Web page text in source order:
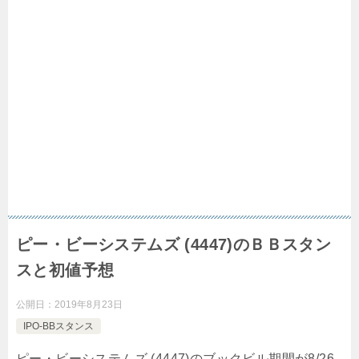
ピー・ビーシステムズ (4447)のＢＢスタン
スと初値予想
公開日： 2019年8月23日
IPO-BBスタンス